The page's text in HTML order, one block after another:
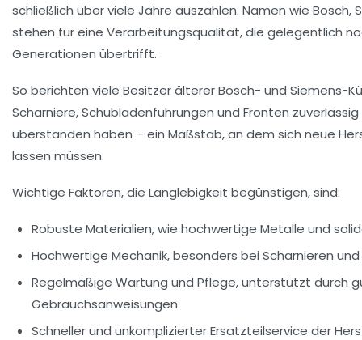
schließlich über viele Jahre auszahlen. Namen wie Bosch,
stehen für eine Verarbeitungsqualität, die gelegentlich
Generationen übertrifft.
So berichten viele Besitzer älterer Bosch- und Siemens-
Scharniere, Schubladenführungen und Fronten
überstanden haben – ein Maßstab, an dem sich neue
lassen müssen.
Wichtige Faktoren, die Langlebigkeit begünstigen, sind:
Robuste Materialien, wie hochwertige Metalle und
Hochwertige Mechanik, besonders bei Scharnieren
Regelmäßige Wartung und Pflege, unterstützt durch
Gebrauchsanweisungen
Schneller und unkomplizierter Ersatzteilservice der